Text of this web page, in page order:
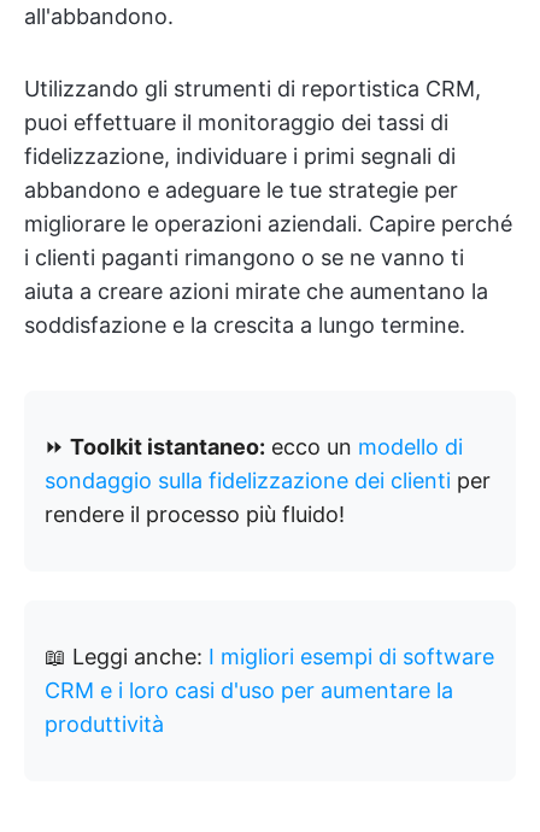
all'abbandono.
Utilizzando gli strumenti di reportistica CRM,
puoi effettuare il monitoraggio dei tassi di
fidelizzazione, individuare i primi segnali di
abbandono e adeguare le tue strategie per
migliorare le operazioni aziendali. Capire perché
i clienti paganti rimangono o se ne vanno ti
aiuta a creare azioni mirate che aumentano la
soddisfazione e la crescita a lungo termine.
⏩ Toolkit istantaneo: ecco un modello di
sondaggio sulla fidelizzazione dei clienti per
rendere il processo più fluido!
📖 Leggi anche: I migliori esempi di software
CRM e i loro casi d'uso per aumentare la
produttività